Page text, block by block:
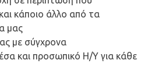
κάποιο άλλο από τα
μας
με σύγχρονα
και προσωπικό Η/Υ για κάθε